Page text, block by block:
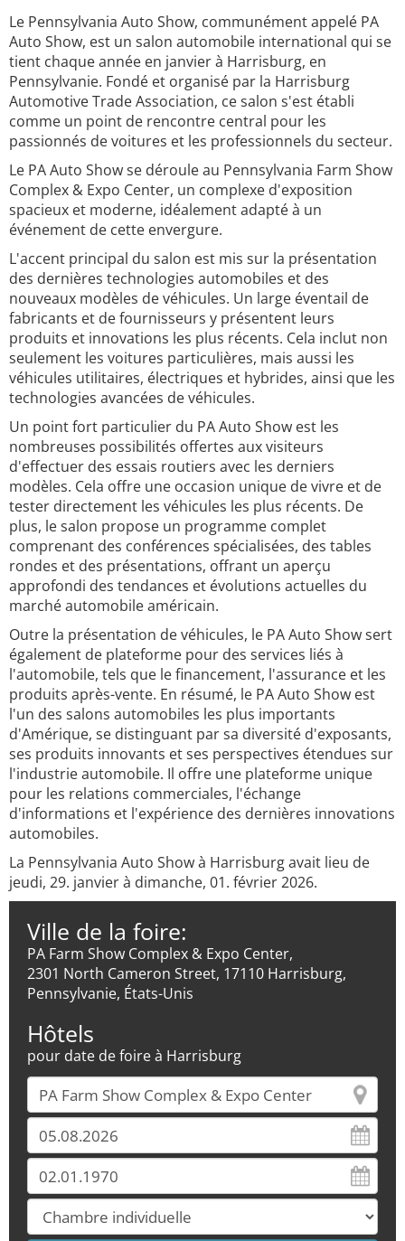
Le Pennsylvania Auto Show, communément appelé PA
Auto Show, est un salon automobile international qui se
tient chaque année en janvier à Harrisburg, en
Pennsylvanie. Fondé et organisé par la Harrisburg
Automotive Trade Association, ce salon s'est établi
comme un point de rencontre central pour les
passionnés de voitures et les professionnels du secteur.
Le PA Auto Show se déroule au Pennsylvania Farm Show
Complex & Expo Center, un complexe d'exposition
spacieux et moderne, idéalement adapté à un
événement de cette envergure.
L'accent principal du salon est mis sur la présentation
des dernières technologies automobiles et des
nouveaux modèles de véhicules. Un large éventail de
fabricants et de fournisseurs y présentent leurs
produits et innovations les plus récents. Cela inclut non
seulement les voitures particulières, mais aussi les
véhicules utilitaires, électriques et hybrides, ainsi que les
technologies avancées de véhicules.
Un point fort particulier du PA Auto Show est les
nombreuses possibilités offertes aux visiteurs
d'effectuer des essais routiers avec les derniers
modèles. Cela offre une occasion unique de vivre et de
tester directement les véhicules les plus récents. De
plus, le salon propose un programme complet
comprenant des conférences spécialisées, des tables
rondes et des présentations, offrant un aperçu
approfondi des tendances et évolutions actuelles du
marché automobile américain.
Outre la présentation de véhicules, le PA Auto Show sert
également de plateforme pour des services liés à
l'automobile, tels que le financement, l'assurance et les
produits après-vente. En résumé, le PA Auto Show est
l'un des salons automobiles les plus importants
d'Amérique, se distinguant par sa diversité d'exposants,
ses produits innovants et ses perspectives étendues sur
l'industrie automobile. Il offre une plateforme unique
pour les relations commerciales, l'échange
d'informations et l'expérience des dernières innovations
automobiles.
La Pennsylvania Auto Show à Harrisburg avait lieu de
jeudi, 29. janvier à dimanche, 01. février 2026.
Ville de la foire:
PA Farm Show Complex & Expo Center,
2301 North Cameron Street, 17110 Harrisburg,
Pennsylvanie, États-Unis
Hôtels
pour date de foire à Harrisburg